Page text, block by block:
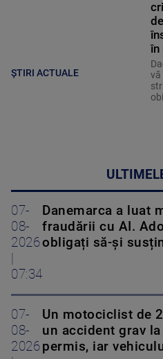
ȘTIRI ACTUALE
în
vă
07-
08-
2026
07:34
Danemarca a luat
fraudării cu AI.
obligați să-și
07-
08-
2026
Un motociclist de
un accident grav la
permis, iar